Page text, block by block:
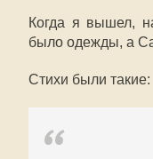
Когда я вышел,
было одежды, а
Стихи были такие: